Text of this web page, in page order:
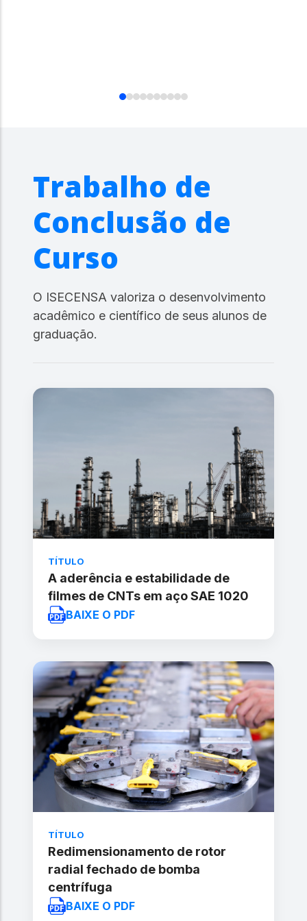
Trabalho de
Conclusão de
Curso
O ISECENSA valoriza o desenvolvimento
acadêmico e científico de seus alunos de
graduação.
TÍTULO
A aderência e estabilidade de
filmes de CNTs em aço SAE 1020
BAIXE O PDF
TÍTULO
Redimensionamento de rotor
radial fechado de bomba
centrífuga
BAIXE O PDF